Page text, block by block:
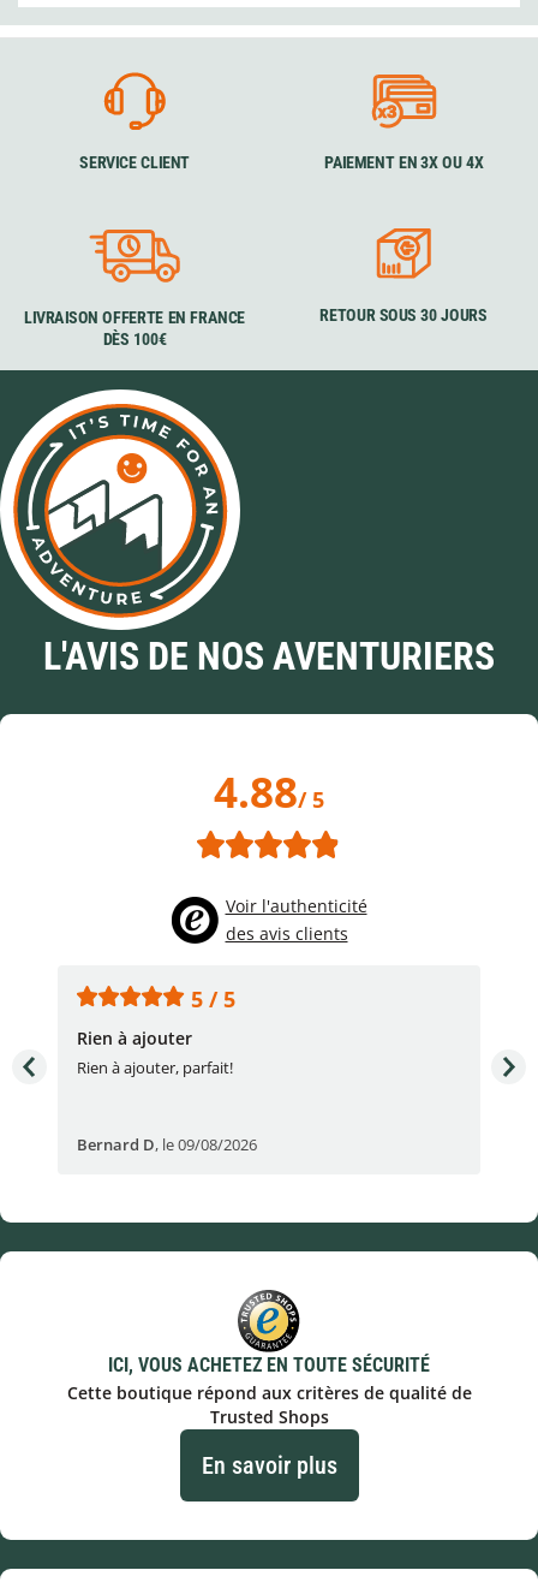
SERVICE CLIENT PAIEMENT EN 3X OU 4X
LIVRAISON OFFERTE EN FRANCE
DÈS 100€
RETOUR SOUS 30 JOURS
L'AVIS DE NOS AVENTURIERS
4.88/ 5
Voir l'authenticité
des avis clients
5 / 5
Rien à ajouter
Rien à ajouter, parfait!
Bernard D, le 09/08/2026
ICI, VOUS ACHETEZ EN TOUTE SÉCURITÉ
Cette boutique répond aux critères de qualité de
Trusted Shops
En savoir plus